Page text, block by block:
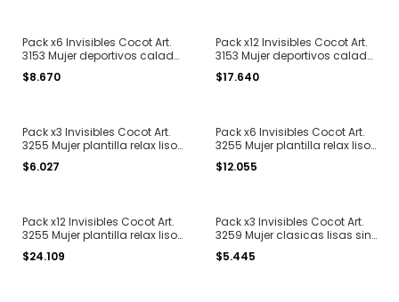
Pack x6 Invisibles Cocot Art.
3153 Mujer deportivos calado
sin costuras
$8.670
Pack x12 Invisibles Cocot Art.
3153 Mujer deportivos calado
sin costuras
$17.640
Pack x3 Invisibles Cocot Art.
3255 Mujer plantilla relax lisos
sin costuras
$6.027
Pack x6 Invisibles Cocot Art.
3255 Mujer plantilla relax lisos
sin costuras
$12.055
Pack x12 Invisibles Cocot Art.
3255 Mujer plantilla relax lisos
sin costuras
$24.109
Pack x3 Invisibles Cocot Art.
3259 Mujer clasicas lisas sin
costura
$5.445